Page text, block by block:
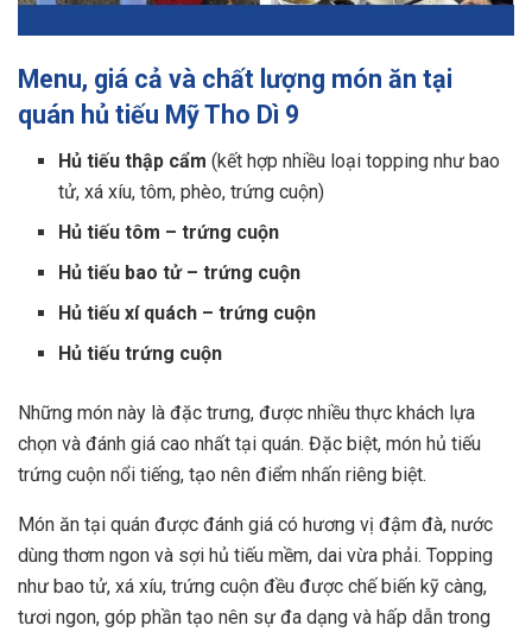
Menu, giá cả và chất lượng món ăn tại
quán hủ tiếu Mỹ Tho Dì 9
Hủ tiếu thập cẩm (kết hợp nhiều loại topping như bao
tử, xá xíu, tôm, phèo, trứng cuộn)
Hủ tiếu tôm – trứng cuộn
Hủ tiếu bao tử – trứng cuộn
Hủ tiếu xí quách – trứng cuộn
Hủ tiếu trứng cuộn
Những món này là đặc trưng, được nhiều thực khách lựa
chọn và đánh giá cao nhất tại quán. Đặc biệt, món hủ tiếu
trứng cuộn nổi tiếng, tạo nên điểm nhấn riêng biệt.
Món ăn tại quán được đánh giá có hương vị đậm đà, nước
dùng thơm ngon và sợi hủ tiếu mềm, dai vừa phải. Topping
như bao tử, xá xíu, trứng cuộn đều được chế biến kỹ càng,
tươi ngon, góp phần tạo nên sự đa dạng và hấp dẫn trong